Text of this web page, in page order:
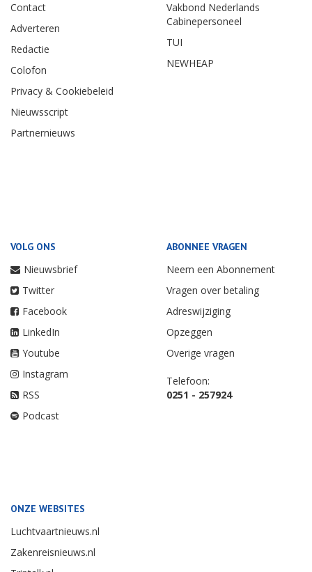
Contact
Adverteren
Redactie
Colofon
Privacy & Cookiebeleid
Nieuwsscript
Partnernieuws
Vakbond Nederlands
Cabinepersoneel
TUI
NEWHEAP
VOLG ONS
Nieuwsbrief
Twitter
Facebook
LinkedIn
Youtube
Instagram
RSS
Podcast
ABONNEE VRAGEN
Neem een Abonnement
Vragen over betaling
Adreswijziging
Opzeggen
Overige vragen
Telefoon:
0251 - 257924
ONZE WEBSITES
Luchtvaartnieuws.nl
Zakenreisnieuws.nl